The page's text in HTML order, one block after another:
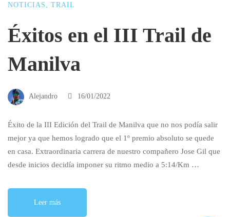
NOTICIAS TRAIL
Éxitos en el III Trail de
Manilva
Alejandro 16/01/2022
Éxito de la III Edición del Trail de Manilva que no nos podía salir
mejor ya que hemos logrado que el 1º premio absoluto se quede
en casa. Extraordinaria carrera de nuestro compañero Jose Gil que
desde inicios decidía imponer su ritmo medio a 5:14/Km …
Leer más